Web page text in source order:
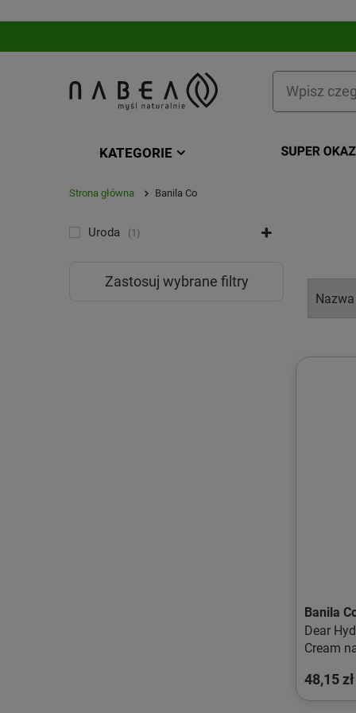
KATEGORIE
Strona główna Banila Co
KATEGORIA
Uroda 1
Zastosuj wybrane filtry
Banila
Dear
Cream
48,15 zł